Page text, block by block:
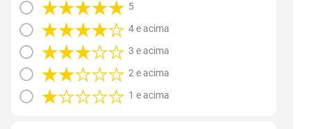
5
4 e acima
3 e acima
2 e acima
1 e acima